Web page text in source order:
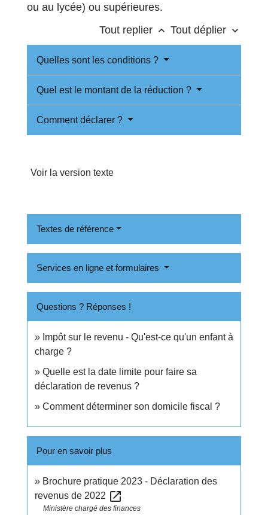
ou au lycée) ou supérieures.
Tout replier keyboard_arrow_up Tout déplier keyboard_arrow_down
Quelles sont les conditions ?
Quel est le montant de la réduction ?
Comment déclarer ?
Voir la version texte
Textes de référence
Services en ligne et formulaires
Questions ? Réponses !
Impôt sur le revenu - Qu'est-ce qu'un enfant à
charge ?
Quelle est la date limite pour faire sa
déclaration de revenus ?
Comment déterminer son domicile fiscal ?
Pour en savoir plus
Brochure pratique 2023 - Déclaration des
revenus de 2022 open_in_new
Ministère chargé des finances